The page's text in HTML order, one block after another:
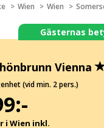
Wien Wien
Gästernas
Vienna
(vid min. 2 pers.)
i Wien inkl.